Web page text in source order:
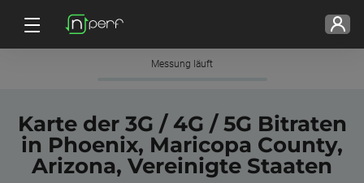
Messung läuft
Karte der 3G / 4G / 5G Bitraten
in Phoenix, Maricopa County,
Arizona, Vereinigte Staaten